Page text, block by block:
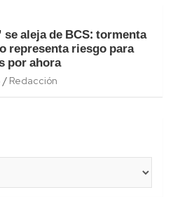
se aleja de BCS: tormenta
representa riesgo para
por ahora
Redacción